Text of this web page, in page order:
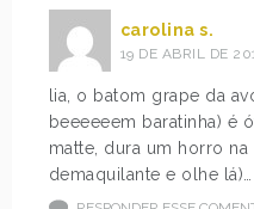
carolina s.
19 DE ABRIL DE
lia, o batom grape da
beeeeeem baratinha) é
matte, dura um horro
demaquilante e olhe